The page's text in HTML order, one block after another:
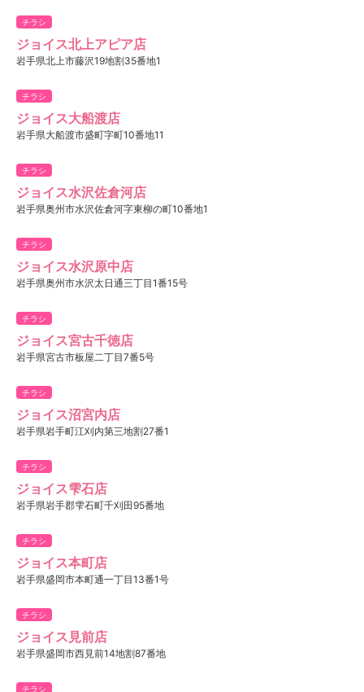
チラシ
ジョイス北上アピア店
岩手県北上市藤沢19地割35番地1
チラシ
ジョイス大船渡店
岩手県大船渡市盛町字町10番地11
チラシ
ジョイス水沢佐倉河店
岩手県奥州市水沢佐倉河字東柳の町10番地1
チラシ
ジョイス水沢原中店
岩手県奥州市水沢太日通三丁目1番15号
チラシ
ジョイス宮古千徳店
岩手県宮古市板屋二丁目7番5号
チラシ
ジョイス沼宮内店
岩手県岩手町江刈内第三地割27番1
チラシ
ジョイス雫石店
岩手県岩手郡雫石町千刈田95番地
チラシ
ジョイス本町店
岩手県盛岡市本町通一丁目13番1号
チラシ
ジョイス見前店
岩手県盛岡市西見前14地割87番地
チラシ